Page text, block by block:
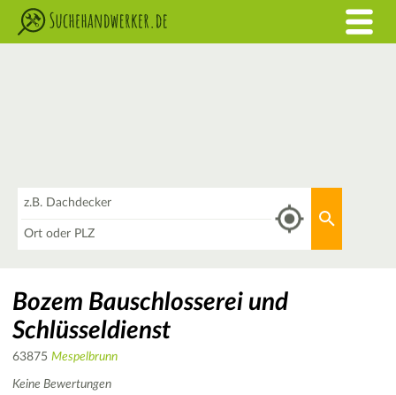
Bozem Bauschlosserei und
Schlüsseldienst
63875 Mespelbrunn
Keine Bewertungen